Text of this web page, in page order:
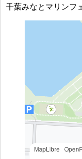
千葉みなとマリンフ
MapLibre |